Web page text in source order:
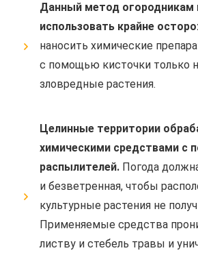
Данный метод огородникам
использовать крайне
наносить химические
с помощью кисточки только
зловредные растения.
Целинные территории
химическими средствами с
распылителей. Погода
и безветренная, чтобы
культурные растения не
Применяемые средства
листву и стебель травы и